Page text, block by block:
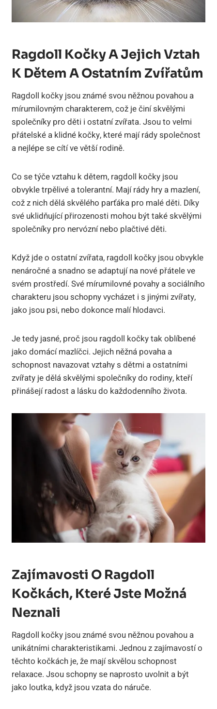
Ragdoll Kočky A Jejich Vztah
K Dětem A Ostatním Zvířatům
Ragdoll kočky jsou známé svou něžnou povahou a ​
mírumilovným charakterem, což je⁣ činí skvělými
společníky ​pro děti i ostatní zvířata. Jsou⁤ to velmi
přátelské a‍ klidné kočky, které mají rády společnost
a nejlépe se cítí ve větší rodině.
Co se týče vztahu k dětem, ragdoll kočky jsou
obvykle trpělivé⁣ a tolerantní. Mají⁢ rády hry a mazlení,
což z nich dělá skvělého parťáka ⁣pro malé děti. Díky
své uklidňující přirozenosti ⁣mohou být ⁣také‌ skvělými
společníky pro nervózní nebo plačtivé děti.
Když ⁤jde o ostatní zvířata, ​ragdoll kočky jsou obvykle
nenáročné ⁤a ⁣snadno se adaptují na nové přátele ve
svém prostředí. Své mírumilovné povahy a sociálního
charakteru jsou schopny vycházet ⁢i s jinými zvířaty,​
jako jsou psi, nebo dokonce malí hlodavci.
Je tedy jasné,⁢ proč jsou ragdoll ‍kočky tak oblíbené
jako domácí mazlíčci. Jejich něžná povaha ​a
schopnost navazovat vztahy s dětmi‌ a ⁤ostatními
zvířaty je dělá skvělými společníky do rodiny, kteří
přinášejí radost a lásku do ⁢každodenního života.
Zajímavosti O Ragdoll
Kočkách, Které Jste Možná​
Neznali
Ragdoll kočky jsou známé svou něžnou​ povahou a
unikátními charakteristikami. Jednou z zajímavostí⁤ o‌
těchto kočkách je, že mají skvělou schopnost
relaxace. Jsou schopny se naprosto⁣ uvolnit‌ a⁣ být
jako⁣ loutka, když jsou vzata do náruče.